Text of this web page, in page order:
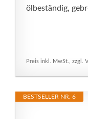
ölbeständig,
Preis inkl. MwSt., zzgl.
BESTSELLER NR. 6